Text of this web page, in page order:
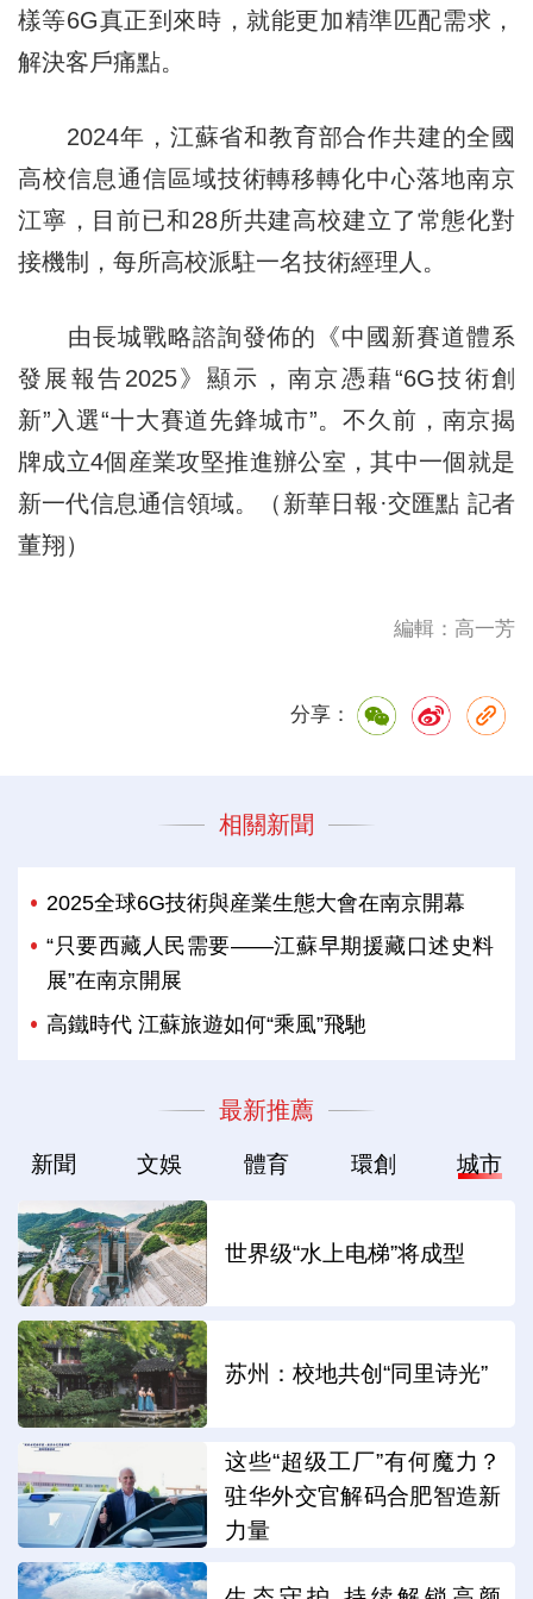
樣等6G真正到來時，就能更加精準匹配需求，
解決客戶痛點。
2024年，江蘇省和教育部合作共建的全國
高校信息通信區域技術轉移轉化中心落地南京
江寧，目前已和28所共建高校建立了常態化對
接機制，每所高校派駐一名技術經理人。
由長城戰略諮詢發佈的《中國新賽道體系
發展報告2025》顯示，南京憑藉“6G技術創
新”入選“十大賽道先鋒城市”。不久前，南京揭
牌成立4個産業攻堅推進辦公室，其中一個就是
新一代信息通信領域。（新華日報·交匯點 記者
董翔）
編輯：高一芳
分享：
相關新聞
2025全球6G技術與産業生態大會在南京開幕
“只要西藏人民需要——江蘇早期援藏口述史料
展”在南京開展
高鐵時代 江蘇旅遊如何“乘風”飛馳
最新推薦
新聞 文娛 體育 環創 城市
世界级“水上电梯”将成型
苏州：校地共创“同里诗光”
这些“超级工厂”有何魔力？
驻华外交官解码合肥智造新
力量